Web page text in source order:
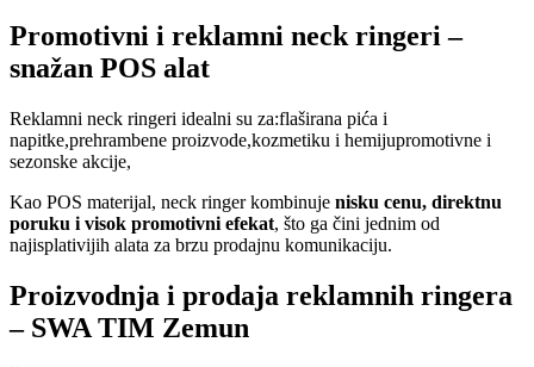
Promotivni i reklamni neck ringeri –
snažan POS alat
Reklamni neck ringeri idealni su za:flaširana pića i
napitke,prehrambene proizvode,kozmetiku i hemijupromotivne i
sezonske akcije,
Kao POS materijal, neck ringer kombinuje nisku cenu, direktnu
poruku i visok promotivni efekat, što ga čini jednim od
najisplativijih alata za brzu prodajnu komunikaciju.
Proizvodnja i prodaja reklamnih ringera
– SWA TIM Zemun